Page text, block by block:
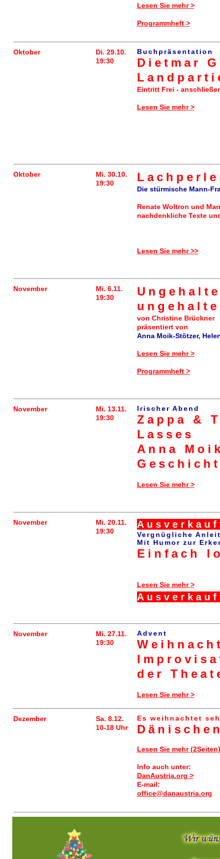
Lesen Sie mehr >
Programmheft >
Oktober
Di. 29.10.
19:30
Buchpräsentation
Dietmar
Eintritt Frei -
Lesen Sie mehr >
Oktober
Mi. 30.10.
19:30
Die stürmische Mann-
Renate Woltron und
nachdenkliche Texte
Lesen Sie mehr >>
November
Mi. 6.11.
19:30
von Christine Brückner
präsentiert von
Anna Moik-Stötzer,
Lesen Sie mehr >
Programmheft >
November
Mi. 13.11.
19:30
Irischer Abend
Zappa &
Lasses
Anna
Lesen Sie mehr >
November
Mi. 20.11.
19:30
Vergnügliche
Mit Humor zur
Einfach
Lesen Sie mehr >
November
Mi. 27.11.
19:30
Advent
der
Lesen Sie mehr >
Dezember
Sa. 8.12.
10-18 Uhr
Es weihnachtet
Lesen Sie mehr
Info auch unter:
DanAustria.org >
E-mail:
office@danaustria.org